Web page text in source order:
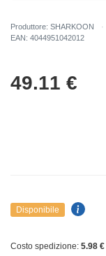
Produttore: SHARKOON
EAN: 4044951042012
49.11 €
Disponibile
Costo spedizione: 5.98 €